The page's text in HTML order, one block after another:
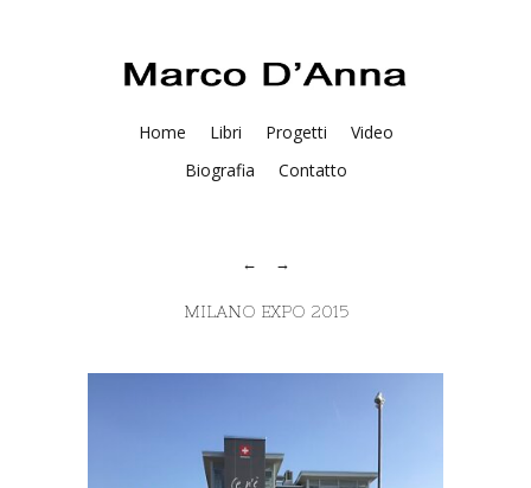
Home Libri Progetti
Video
Biografia
Contatto
MILANO EXPO 2015